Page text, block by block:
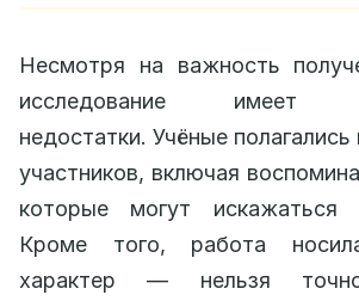
Несмотря на важность
исследование имеет
недостатки. Учёные
участников, включая
которые могут искажаться
Кроме того, работа
характер — нельзя